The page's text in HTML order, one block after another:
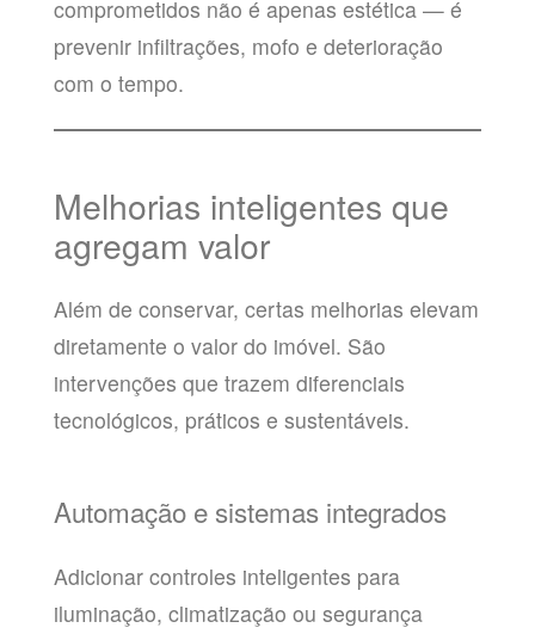
comprometidos não é apenas estética — é
prevenir infiltrações, mofo e deterioração
com o tempo.
Melhorias inteligentes que
agregam valor
Além de conservar, certas melhorias elevam
diretamente o valor do imóvel. São
intervenções que trazem diferenciais
tecnológicos, práticos e sustentáveis.
Automação e sistemas integrados
Adicionar controles inteligentes para
iluminação, climatização ou segurança